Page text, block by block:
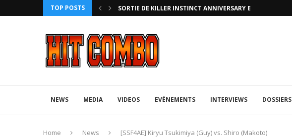
TOP POSTS
AVEC ROLLBACK... SORTIE DE KILLER INSTINCT ANNIVERSARY EDITION
NEWS MEDIA VIDEOS EVÉNEMENTS INTERVIEWS DOSSIERS
Home News
[SSF4AE] Kiryu Tsukimiya (Guy) vs. Shiro (Makoto)